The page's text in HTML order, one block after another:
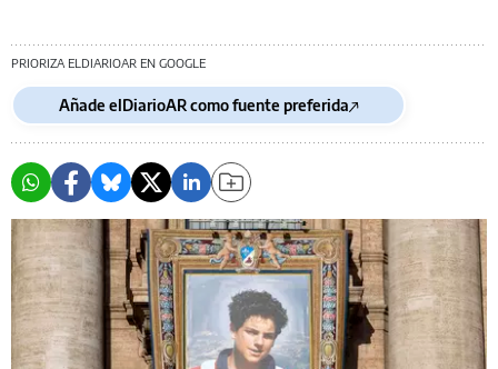
PRIORIZA ELDIARIOAR EN GOOGLE
Añade elDiarioAR como fuente preferida